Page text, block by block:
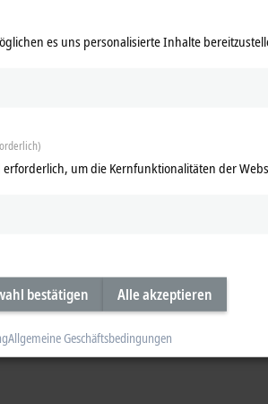
es uns personalisierte Inhalte
erforderlich, um die Kernfunktionalitäten der
bestätigen Alle akzeptieren
Allgemeine Geschäftsbedingungen